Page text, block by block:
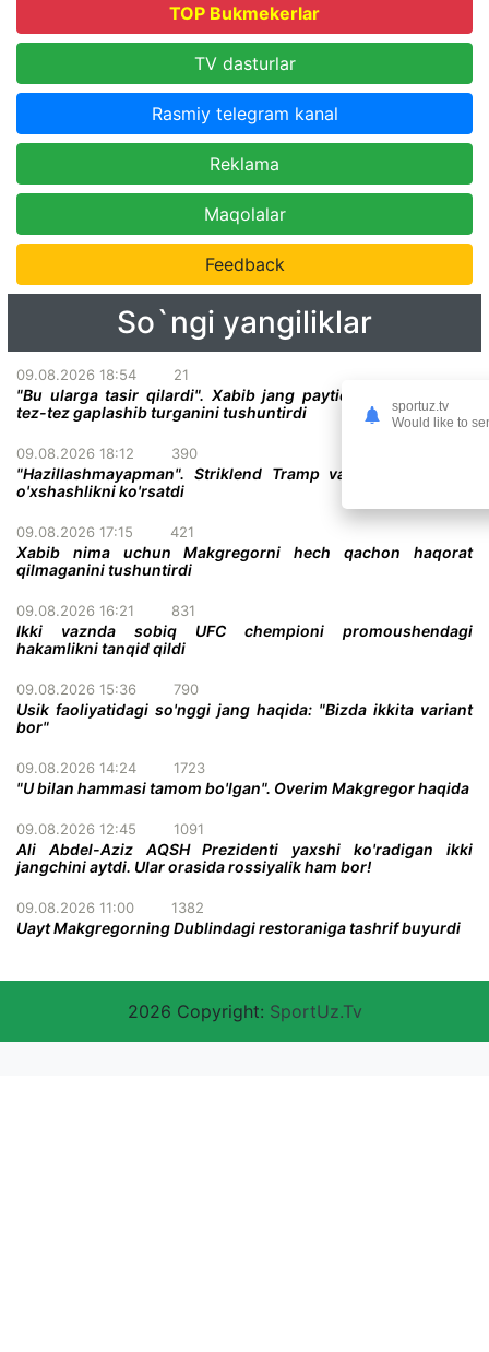
TOP Bukmekerlar
TV dasturlar
Rasmiy telegram kanal
Reklama
Maqolalar
Feedback
So`ngi yangiliklar
09.08.2026 18:54 21
"Bu ularga tasir qilardi". Xabib jang paytida raqiblari bilan
tez-tez gaplashib turganini tushuntirdi
09.08.2026 18:12 390
"Hazillashmayapman". Striklend Tramp va Gitler o'rtasida
o'xshashlikni ko'rsatdi
09.08.2026 17:15 421
Xabib nima uchun Makgregorni hech qachon haqorat
qilmaganini tushuntirdi
09.08.2026 16:21 831
Ikki vaznda sobiq UFC chempioni promoushendagi
hakamlikni tanqid qildi
09.08.2026 15:36 790
Usik faoliyatidagi so'nggi jang haqida: "Bizda ikkita variant
bor"
09.08.2026 14:24 1723
"U bilan hammasi tamom bo'lgan". Overim Makgregor haqida
09.08.2026 12:45 1091
Ali Abdel-Aziz AQSH Prezidenti yaxshi ko'radigan ikki
jangchini aytdi. Ular orasida rossiyalik ham bor!
09.08.2026 11:00 1382
Uayt Makgregorning Dublindagi restoraniga tashrif buyurdi
2026 Copyright: SportUz.Tv
sportuz.tv
Would like to